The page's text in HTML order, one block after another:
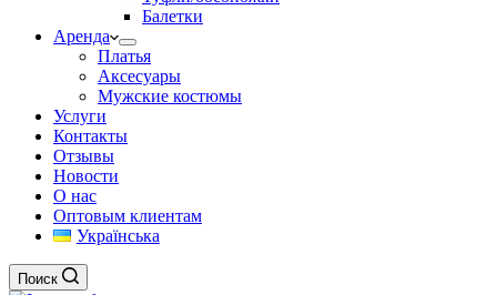
Балетки
Аренда
Платья
Аксесуары
Мужские костюмы
Услуги
Контакты
Отзывы
Новости
О нас
Оптовым клиентам
Українська
Поиск